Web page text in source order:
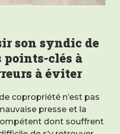
son syndic de
points-clés à
à éviter
copropriété n’est pas
presse et la
dont souffrent